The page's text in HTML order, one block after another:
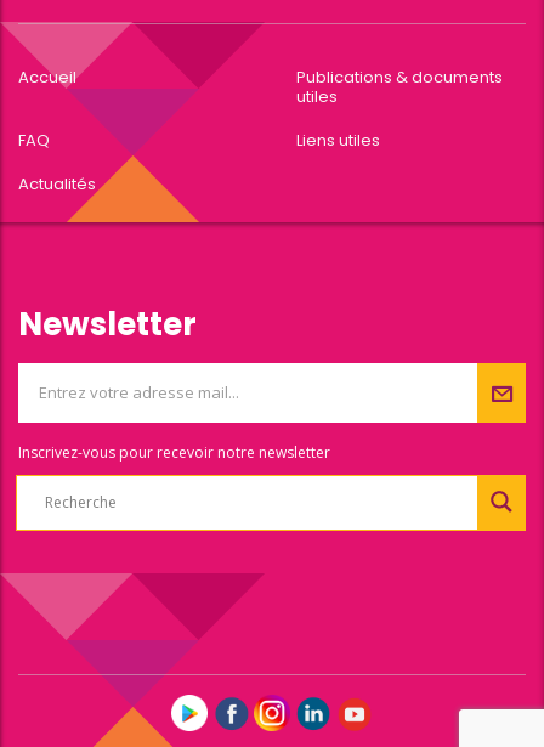
Accueil
Publications & documents
utiles
FAQ
Liens utiles
Actualités
Newsletter
Inscrivez-vous pour recevoir notre newsletter